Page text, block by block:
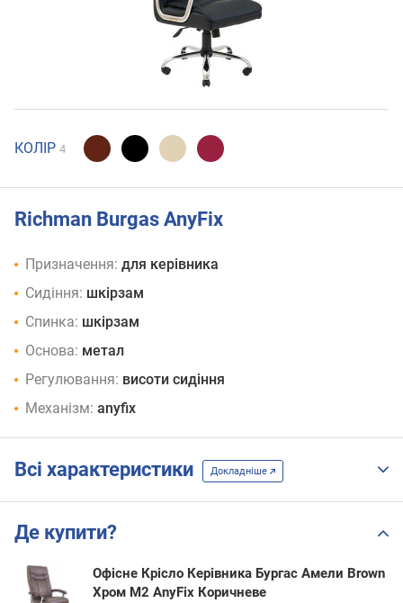
КОЛІР 4
Richman Burgas AnyFix
Призначення: для керівника
Сидіння: шкірзам
Спинка: шкірзам
Основа: метал
Регулювання: висоти сидіння
Механізм: anyfix
Всі характеристики Докладніше
Де купити?
Офісне Крісло Керівника Бургас Амели Brown
Хром М2 AnyFix Коричневе